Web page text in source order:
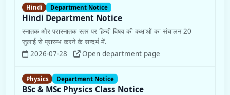
Hindi Department Notice
Hindi Department Notice
स्नातक और परास्नातक स्तर पर हिन्दी विषय की कक्षाओं का संचालन 20
जुलाई से प्रारम्भ करने के सन्दर्भ में.
2026-07-28
Open department page
Physics Department Notice
BSc & MSc Physics Class Notice